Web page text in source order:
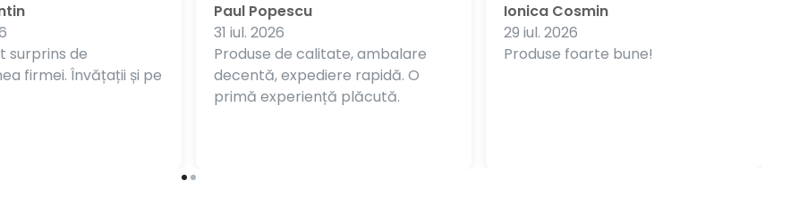
surprins de
firmei. Învățații și pe
Produse de calitate, ambalare
decentă, expediere rapidă. O
primă experiență plăcută.
Paul Popescu
31 iul. 2026
Produse foarte bune!
Ionica Cosmin
29 iul. 2026